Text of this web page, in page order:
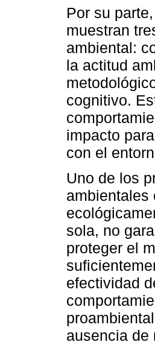
Por su
muestran
ambiental:
la actitud
cognitivo.
impacto
con el
Uno de los
ambientales
sola, no
proteger el
efectividad
ausencia de